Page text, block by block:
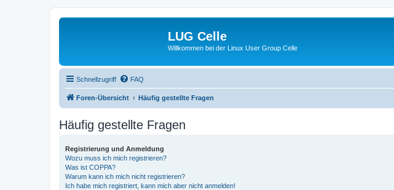
LUG Celle
Willkommen bei der Linux User Group Celle
Schnellzugriff FAQ
Foren-Übersicht Häufig gestellte Fragen
Häufig gestellte Fragen
Registrierung und Anmeldung
Wozu muss ich mich registrieren?
Was ist COPPA?
Warum kann ich mich nicht registrieren?
Ich habe mich registriert, kann mich aber nicht anmelden!